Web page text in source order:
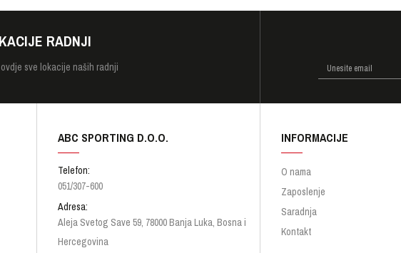
RADNJI
ovdje sve lokacije naših radnji
ABC SPORTING D.O.O.
Telefon:
051/307-600
Adresa:
Aleja Svetog Save 59, 78000 Banja Luka, Bosna i
Hercegovina
INFORMACIJE
O nama
Zaposlenje
Saradnja
Kontakt